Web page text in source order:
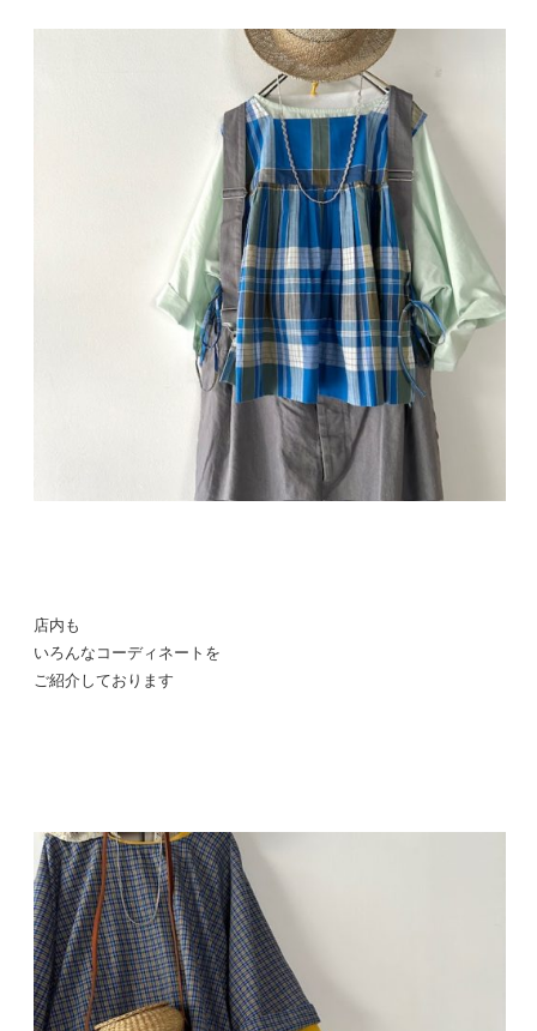
店内も
いろんなコーディネートを
ご紹介しております